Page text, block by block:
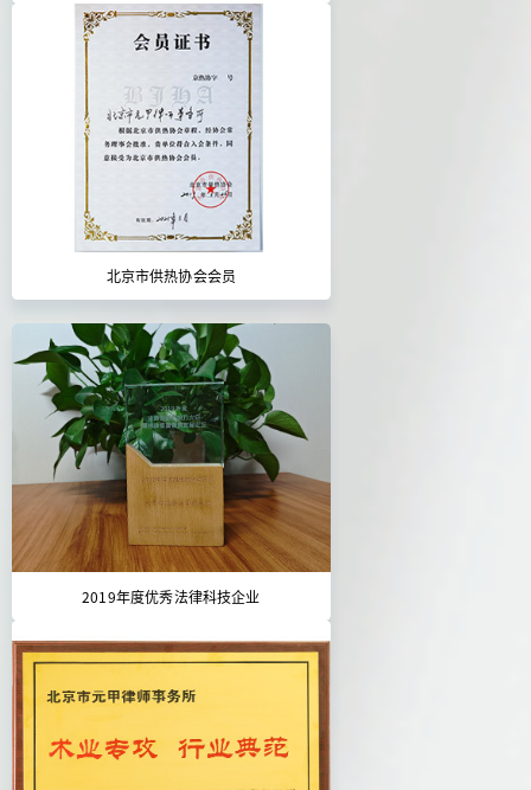
北京市供热协会会员
2019年度优秀法律科技企业